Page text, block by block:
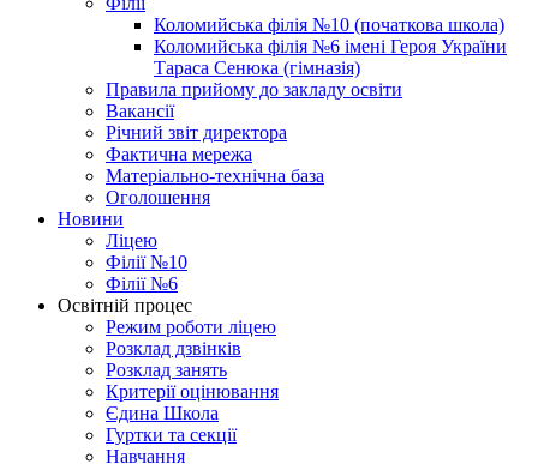
Коломийська філія №10 (початкова школа)
Коломийська філія №6 імені Героя України
Тараса Сенюка (гімназія)
Правила прийому до закладу освіти
Вакансії
Річний звіт директора
Фактична мережа
Матеріально-технічна база
Оголошення
Новини
Ліцею
Філії №10
Філії №6
Освітній процес
Режим роботи ліцею
Розклад дзвінків
Розклад занять
Критерії оцінювання
Єдина Школа
Гуртки та секції
Навчання